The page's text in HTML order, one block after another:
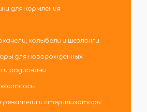
для кормления
колыбели и шезлонги
для новорожденных
и радионяни
и стерилизаторы